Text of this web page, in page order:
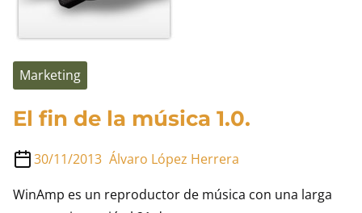
Marketing
El fin de la música 1.0.
30/11/2013 Álvaro López Herrera
WinAmp es un reproductor de música con una larga